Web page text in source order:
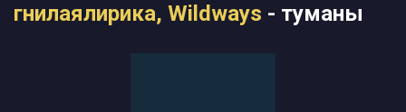
гнилаялирика, Wildways - туманы